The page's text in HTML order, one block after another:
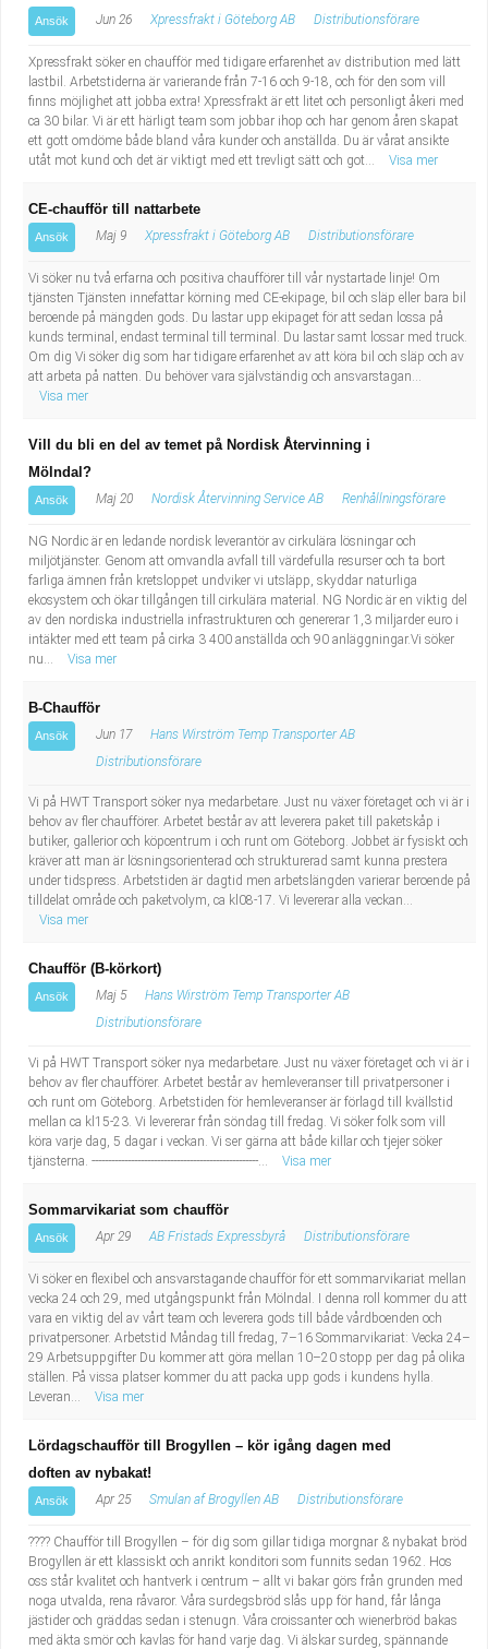
Ansök Jun 26 Xpressfrakt i Göteborg AB Distributionsförare
Xpressfrakt söker en chaufför med tidigare erfarenhet av distribution med lätt
lastbil. Arbetstiderna är varierande från 7-16 och 9-18, och för den som vill
finns möjlighet att jobba extra! Xpressfrakt är ett litet och personligt åkeri med
ca 30 bilar. Vi är ett härligt team som jobbar ihop och har genom åren skapat
ett gott omdöme både bland våra kunder och anställda. Du är vårat ansikte
utåt mot kund och det är viktigt med ett trevligt sätt och got...
Visa mer
CE-chaufför till nattarbete
Ansök Maj 9 Xpressfrakt i Göteborg AB Distributionsförare
Vi söker nu två erfarna och positiva chaufförer till vår nystartade linje! Om
tjänsten Tjänsten innefattar körning med CE-ekipage, bil och släp eller bara bil
beroende på mängden gods. Du lastar upp ekipaget för att sedan lossa på
kunds terminal, endast terminal till terminal. Du lastar samt lossar med truck.
Om dig Vi söker dig som har tidigare erfarenhet av att köra bil och släp och av
att arbeta på natten. Du behöver vara självständig och ansvarstagan...
Visa mer
Vill du bli en del av temet på Nordisk Återvinning i
Mölndal?
Ansök Maj 20 Nordisk Återvinning Service AB Renhållningsförare
NG Nordic är en ledande nordisk leverantör av cirkulära lösningar och
miljötjänster. Genom att omvandla avfall till värdefulla resurser och ta bort
farliga ämnen från kretsloppet undviker vi utsläpp, skyddar naturliga
ekosystem och ökar tillgången till cirkulära material. NG Nordic är en viktig del
av den nordiska industriella infrastrukturen och genererar 1,3 miljarder euro i
intäkter med ett team på cirka 3 400 anställda och 90 anläggningar.Vi söker
nu...
Visa mer
B-Chaufför
Ansök Jun 17
Hans Wirström Temp Transporter AB
Distributionsförare
Vi på HWT Transport söker nya medarbetare. Just nu växer företaget och vi är i
behov av fler chaufförer. Arbetet består av att leverera paket till paketskåp i
butiker, gallerior och köpcentrum i och runt om Göteborg. Jobbet är fysiskt och
kräver att man är lösningsorienterad och strukturerad samt kunna prestera
under tidspress. Arbetstiden är dagtid men arbetslängden varierar beroende på
tilldelat område och paketvolym, ca kl08-17. Vi levererar alla veckan...
Visa mer
Chaufför (B-körkort)
Ansök Maj 5
Hans Wirström Temp Transporter AB
Distributionsförare
Vi på HWT Transport söker nya medarbetare. Just nu växer företaget och vi är i
behov av fler chaufförer. Arbetet består av hemleveranser till privatpersoner i
och runt om Göteborg. Arbetstiden för hemleveranser är förlagd till kvällstid
mellan ca kl15-23. Vi levererar från söndag till fredag. Vi söker folk som vill
köra varje dag, 5 dagar i veckan. Vi ser gärna att både killar och tjejer söker
tjänsterna. ---------------------------------------------------...
Visa mer
Sommarvikariat som chaufför
Ansök Apr 29 AB Fristads Expressbyrå Distributionsförare
Vi söker en flexibel och ansvarstagande chaufför för ett sommarvikariat mellan
vecka 24 och 29, med utgångspunkt från Mölndal. I denna roll kommer du att
vara en viktig del av vårt team och leverera gods till både vårdboenden och
privatpersoner. Arbetstid Måndag till fredag, 7–16 Sommarvikariat: Vecka 24–
29 Arbetsuppgifter Du kommer att göra mellan 10–20 stopp per dag på olika
ställen. På vissa platser kommer du att packa upp gods i kundens hylla.
Leveran...
Visa mer
Lördagschaufför till Brogyllen – kör igång dagen med
doften av nybakat!
Ansök Apr 25 Smulan af Brogyllen AB Distributionsförare
???? Chaufför till Brogyllen – för dig som gillar tidiga morgnar & nybakat bröd
Brogyllen är ett klassiskt och anrikt konditori som funnits sedan 1962. Hos
oss står kvalitet och hantverk i centrum – allt vi bakar görs från grunden med
noga utvalda, rena råvaror. Våra surdegsbröd slås upp för hand, får långa
jästider och gräddas sedan i stenugn. Våra croissanter och wienerbröd bakas
med äkta smör och kavlas för hand varje dag. Vi älskar surdeg, spännande